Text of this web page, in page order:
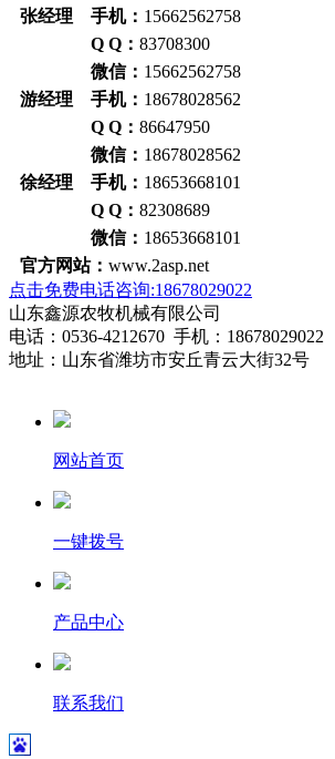
张经理 手机： 15662562758
Q Q： 83708300
微信： 15662562758
游经理 手机： 18678028562
Q Q： 86647950
微信： 18678028562
徐经理 手机： 18653668101
Q Q： 82308689
微信： 18653668101
官方网站： www.2asp.net
点击免费电话咨询:18678029022
山东鑫源农牧机械有限公司
电话：0536-4212670 手机：18678029022
地址：山东省潍坊市安丘青云大街32号
网站首页
一键拨号
产品中心
联系我们